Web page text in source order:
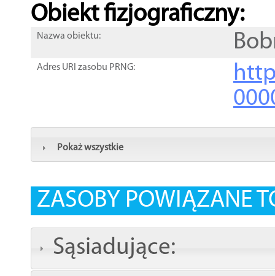
Obiekt fizjograficzny:
Nazwa obiektu:
Adres URI zasobu PRNG:
Pokaż wszystkie
ZASOBY POWIĄZANE
Sąsiadujące: